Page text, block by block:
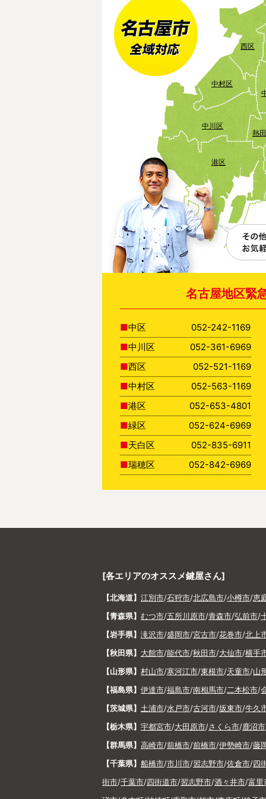
中川区
西区
中村区
港区
熱
名古屋地区緊
中区
052-242-1169
中川区
052-361-6969
西区
052-521-1169
中村区
052-563-1169
港区
052-653-4801
緑区
052-624-6969
天白区
052-835-6911
瑞穂区
052-842-6969
[各エリアのオススメ鍵屋さん]
【北海道】 江別市/石狩市/北広島市/小樽市/恵
【青森県】 むつ市/五所川原市/青森市/弘前市/
【岩手県】 滝沢市/盛岡市/宮古市/花巻市/北上
【秋田県】 大館市/能代市/秋田市/大仙市/横手
【山形県】 村山市/寒河江市/東根市/天童市/山
【福島県】 伊達市/福島市/南相馬市/二本松市/
【茨城県】 土浦市/水戸市/古河市/坂東市/牛久
【栃木県】 宇都宮市/大田原市/さくら市/鹿沼市
【群馬県】 高崎市/前橋市/前橋市/伊勢崎市/藤
【千葉県】 船橋市/市川市/習志野市/佐倉市/四
街市/千葉市/四街道市/習志野市/酒々井市/富里